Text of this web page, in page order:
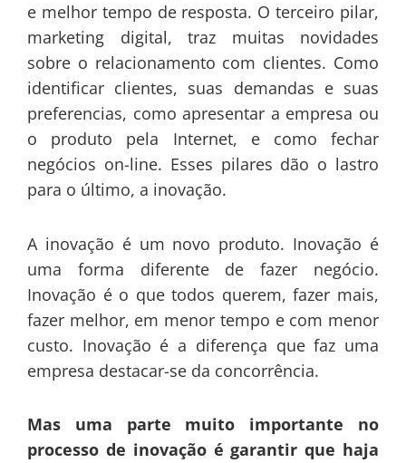
e melhor tempo de resposta. O terceiro pilar,
marketing digital, traz muitas novidades
sobre o relacionamento com clientes. Como
identificar clientes, suas demandas e suas
preferencias, como apresentar a empresa ou
o produto pela Internet, e como fechar
negócios on-line. Esses pilares dão o lastro
para o último, a inovação.
A inovação é um novo produto. Inovação é
uma forma diferente de fazer negócio.
Inovação é o que todos querem, fazer mais,
fazer melhor, em menor tempo e com menor
custo. Inovação é a diferença que faz uma
empresa destacar-se da concorrência.
Mas uma parte muito importante no
processo de inovação é garantir que haja